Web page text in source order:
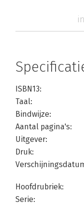
ISBN13:
Taal:
Bindwijze:
Aantal pagina's:
Uitgever:
Druk:
Hoofdrubriek:
Serie: